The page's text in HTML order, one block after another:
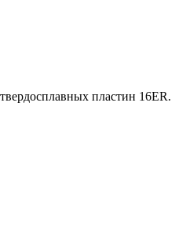
пластин 16ER.